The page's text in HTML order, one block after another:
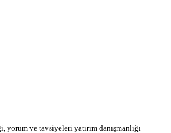
yorum ve tavsiyeleri yatırım danışmanlığı